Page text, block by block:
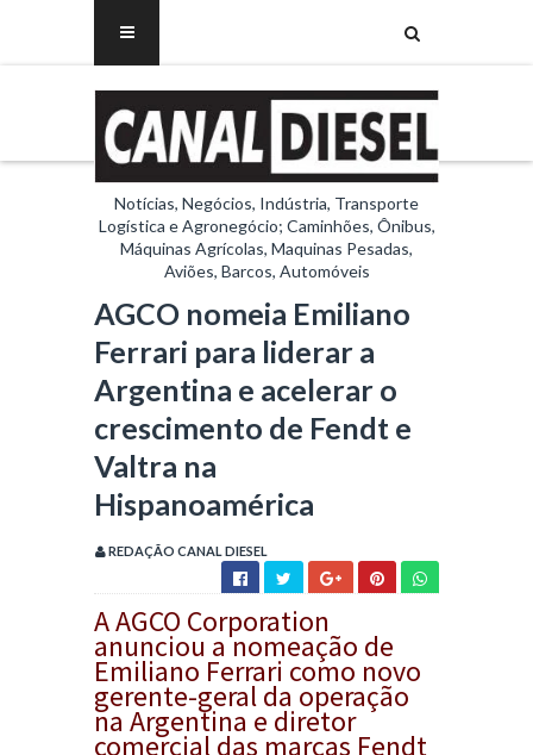
Notícias, Negócios, Indústria, Transporte
Logística e Agronegócio; Caminhões, Ônibus,
Máquinas Agrícolas, Maquinas Pesadas,
Aviões, Barcos, Automóveis
AGCO nomeia Emiliano
Ferrari para liderar a
Argentina e acelerar o
crescimento de Fendt e
Valtra na
Hispanoamérica
REDAÇÃO CANAL DIESEL
A AGCO Corporation
anunciou a nomeação de
Emiliano Ferrari como novo
gerente-geral da operação
na Argentina e diretor
comercial das marcas Fendt